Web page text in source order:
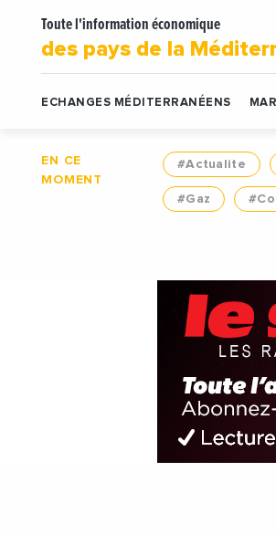
Toute l'information économique
des pays de la
ECHANGES MÉDITERRANÉENS
EN CE
MOMENT
#Actualite
#Gaz